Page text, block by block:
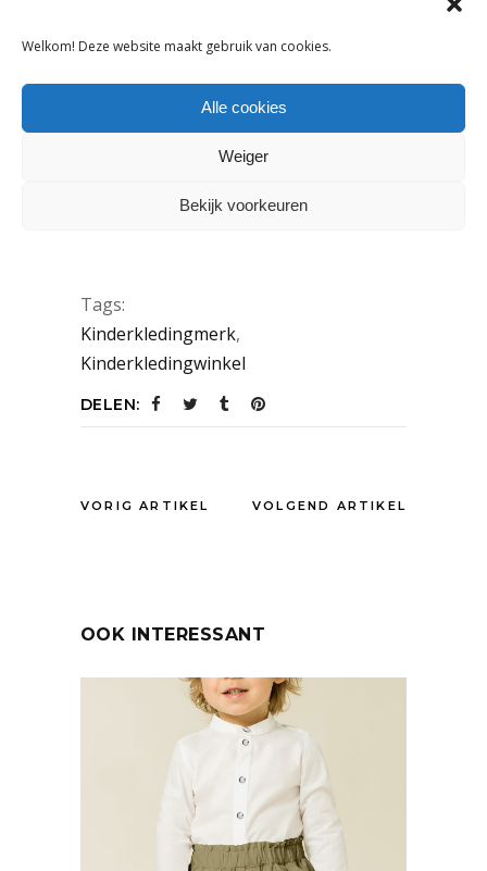
Welkom! Deze website maakt gebruik van cookies.
Alle cookies
Weiger
Bekijk voorkeuren
Tags:
Kinderkledingmerk,
Kinderkledingwinkel
DELEN:
VORIG ARTIKEL VOLGEND ARTIKEL
OOK INTERESSANT